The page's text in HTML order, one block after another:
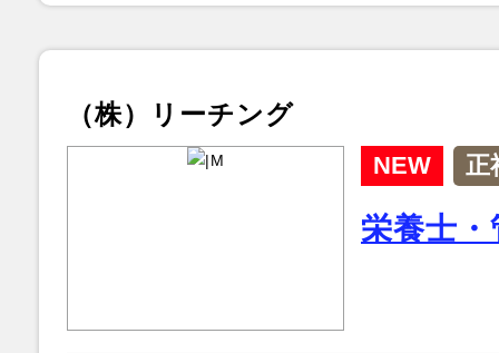
（株）リーチング
NEW 正
栄養士